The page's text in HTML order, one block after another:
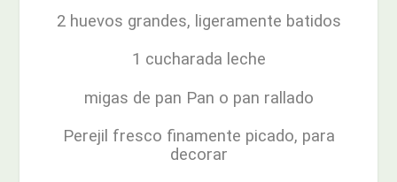
2 huevos grandes, ligeramente batidos
1 cucharada leche
migas de pan Pan o pan rallado
Perejil fresco finamente picado, para
decorar